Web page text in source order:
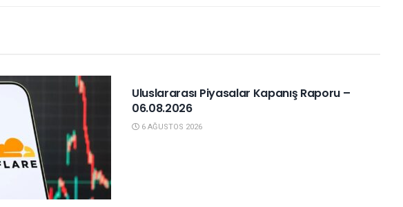
Uluslararası Piyasalar Kapanış Raporu –
06.08.2026
6 AĞUSTOS 2026